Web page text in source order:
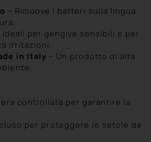
– Rimuove i batteri sulla lingua
Ideali per gengive sensibili e per
irritazioni.
in Italy – Un prodotto di alta
controllata per garantire la
per proteggere le setole da